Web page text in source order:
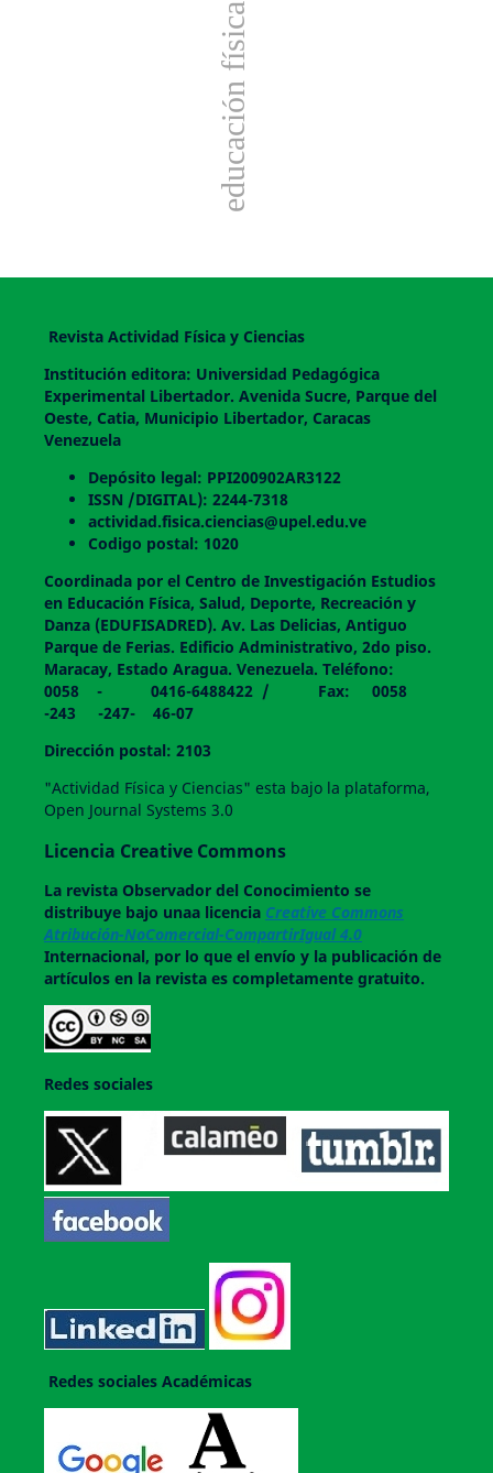
educación física
Revista Actividad Física y Ciencias
Institución editora: Universidad Pedagógica
Experimental Libertador. Avenida Sucre, Parque del
Oeste, Catia, Municipio Libertador, Caracas
Venezuela
Depósito legal: PPI200902AR3122
ISSN /DIGITAL): 2244-7318
actividad.fisica.ciencias@upel.edu.ve
Codigo postal: 1020
Coordinada por el Centro de Investigación Estudios
en Educación Física, Salud, Deporte, Recreación y
Danza (EDUFISADRED). Av. Las Delicias, Antiguo
Parque de Ferias. Edificio Administrativo, 2do piso.
Maracay, Estado Aragua. Venezuela. Teléfono:
0058 - 0416-6488422 / Fax: 0058
-243 -247- 46-07
Dirección postal: 2103
"Actividad Física y Ciencias" esta bajo la plataforma,
Open Journal Systems 3.0
Licencia Creative Commons
La revistaObservador del Conocimiento se
distribuye bajo unaa licencia Creative Commons
Atribución-NoComercial-CompartirIgual 4.0
Internacional, por lo que el envío y la publicación de
artículos en la revista es completamente gratuito.
Redes sociales
Redes sociales Académicas